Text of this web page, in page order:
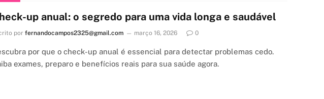
up anual: o segredo para uma vida longa e saudável
por fernandocampos2325@gmail.com março 16, 2026 0
por que o check-up anual é essencial para detectar problemas cedo.
exames, preparo e benefícios reais para sua saúde agora.